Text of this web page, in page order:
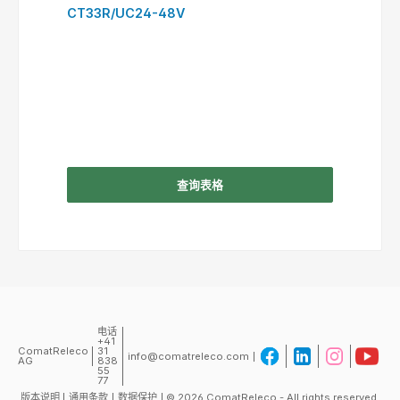
CT33R/UC24-48V
查询表格
ComatReleco
AG
电话
+41
31
838
55
77
info@comatreleco.com